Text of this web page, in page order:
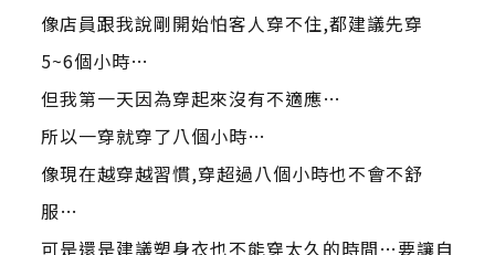
像店員跟我說剛開始怕客人穿不住,都建議先穿
5~6個小時…
但我第一天因為穿起來沒有不適應…
所以一穿就穿了八個小時…
像現在越穿越習慣,穿超過八個小時也不會不舒
服…
可是還是建議塑身衣也不能穿太久的時間…要讓自